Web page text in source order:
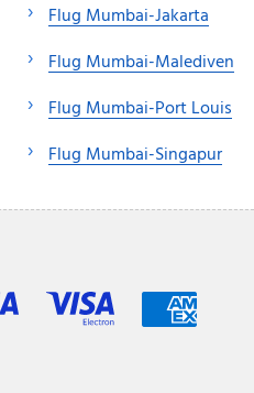
Flug Mumbai-Jakarta
Flug Mumbai-Malediven
Flug Mumbai-Port Louis
Flug Mumbai-Singapur